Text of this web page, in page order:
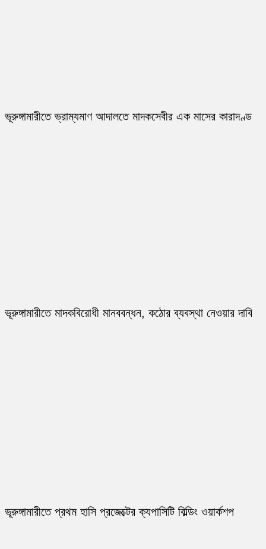
ভূরুঙ্গামারীতে ভ্রাম্যমাণ আদালতে মাদকসেবীর এক মাসের কারাদণ্ড
ভূরুঙ্গামারীতে মাদকবিরোধী মানববন্ধন, কঠোর ব্যবস্থা নেওয়ার দাবি
ভূরুঙ্গামারীতে প্রথম হাসি প্রজেক্টের ক্যপাসিটি বিল্ডিং ওয়ার্কশপ